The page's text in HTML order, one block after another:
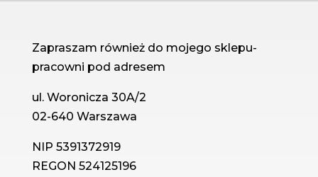
Zapraszam również do mojego sklepu-
pracowni pod adresem
ul. Woronicza 30A/2
02-640 Warszawa
NIP 5391372919
REGON 524125196